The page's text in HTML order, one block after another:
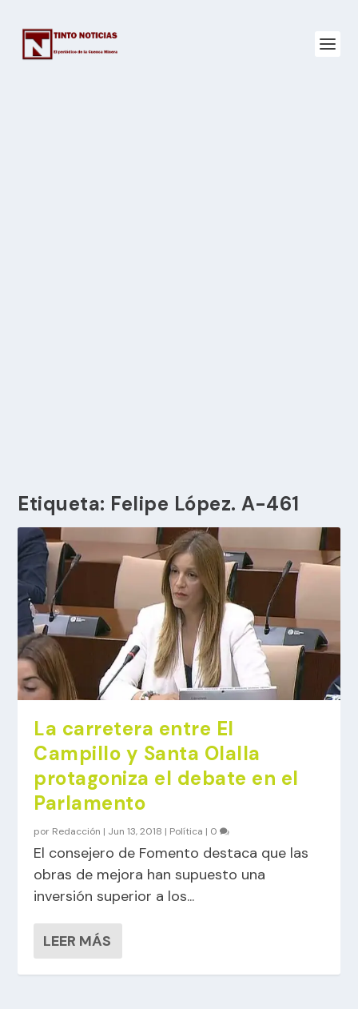
Etiqueta: Felipe López. A-461
La carretera entre El
Campillo y Santa Olalla
protagoniza el debate en el
Parlamento
por Redacción | Jun 13, 2018 | Política | 0
El consejero de Fomento destaca que las
obras de mejora han supuesto una
inversión superior a los...
LEER MÁS